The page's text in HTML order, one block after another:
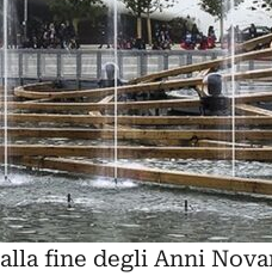
alla fine degli Anni